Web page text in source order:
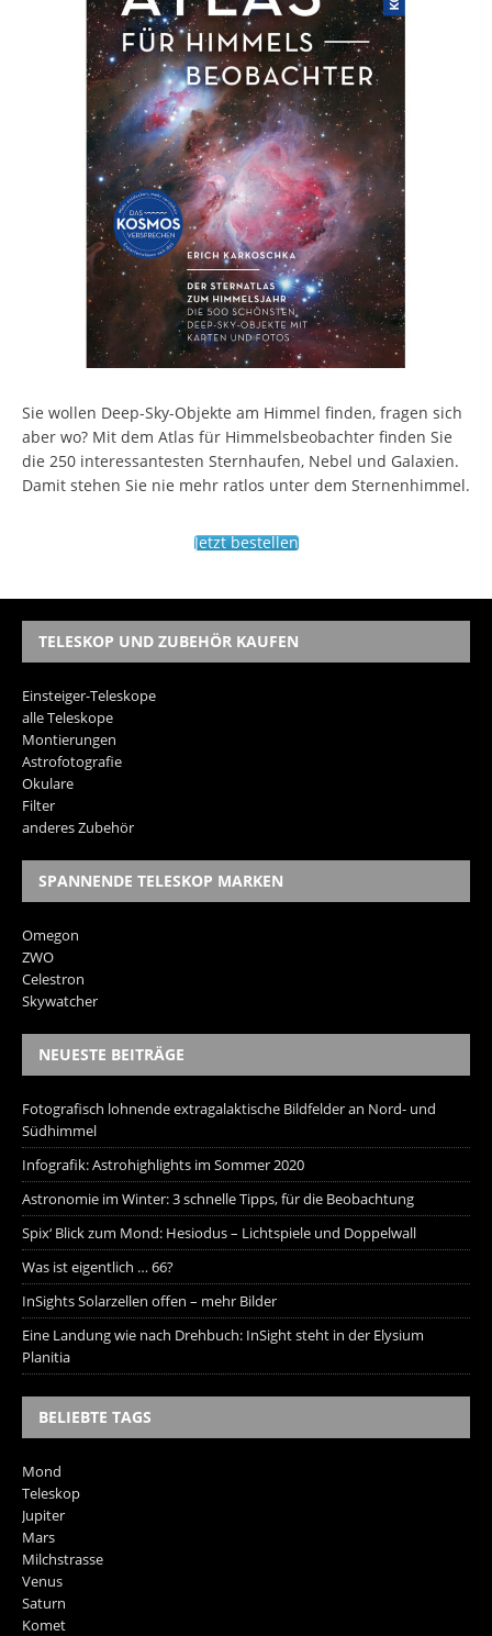
Sie wollen Deep-Sky-Objekte am Himmel finden, fragen sich
aber wo? Mit dem Atlas für Himmelsbeobachter finden Sie
die 250 interessantesten Sternhaufen, Nebel und Galaxien.
Damit stehen Sie nie mehr ratlos unter dem Sternenhimmel.
Jetzt bestellen
TELESKOP UND ZUBEHÖR KAUFEN
Einsteiger-Teleskope
alle Teleskope
Montierungen
Astrofotografie
Okulare
Filter
anderes Zubehör
SPANNENDE TELESKOP MARKEN
Omegon
ZWO
Celestron
Skywatcher
NEUESTE BEITRÄGE
Fotografisch lohnende extragalaktische Bildfelder an Nord- und
Südhimmel
Infografik: Astrohighlights im Sommer 2020
Astronomie im Winter: 3 schnelle Tipps, für die Beobachtung
Spix‘ Blick zum Mond: Hesiodus – Lichtspiele und Doppelwall
Was ist eigentlich … 66?
InSights Solarzellen offen – mehr Bilder
Eine Landung wie nach Drehbuch: InSight steht in der Elysium
Planitia
BELIEBTE TAGS
Mond
Teleskop
Jupiter
Mars
Milchstrasse
Venus
Saturn
Komet